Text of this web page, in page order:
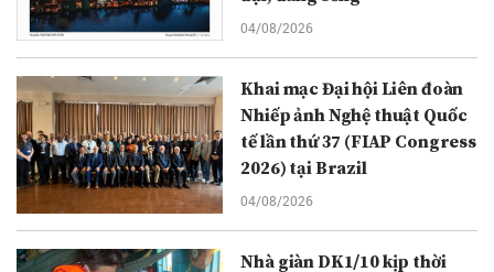
04/08/2026
Khai mạc Đại hội Liên đoàn
Nhiếp ảnh Nghệ thuật Quốc
tế lần thứ 37 (FIAP Congress
2026) tại Brazil
04/08/2026
Nhà giàn DK1/10 kịp thời